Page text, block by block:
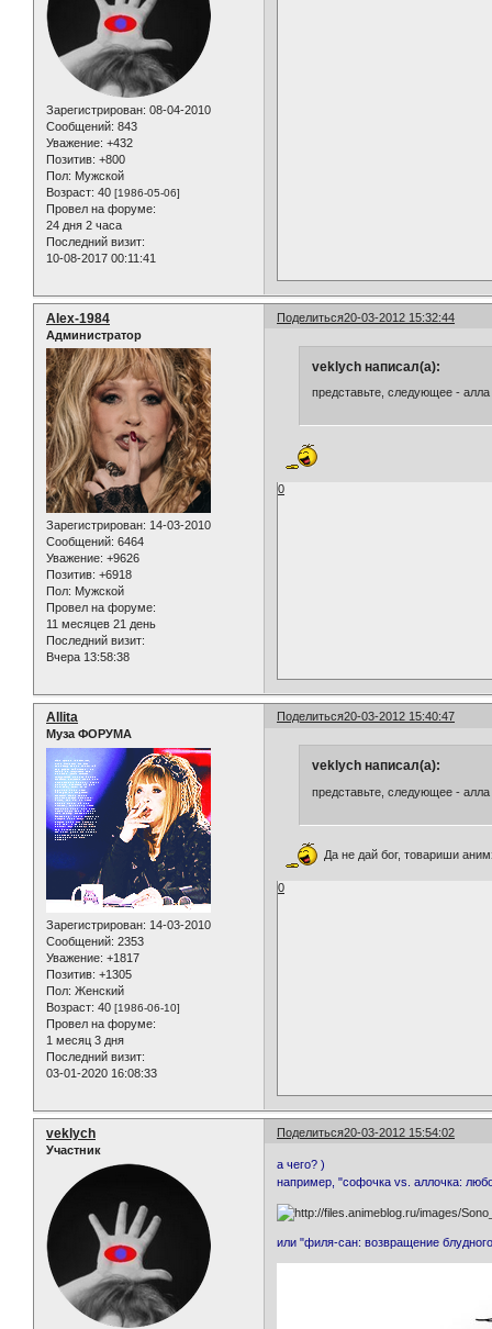
Зарегистрирован: 08-04-2010
Сообщений: 843
Уважение: +432
Позитив: +800
Пол: Мужской
Возраст: 40 [1986-05-06]
Провел на форуме:
24 дня 2 часа
Последний визит:
10-08-2017 00:11:41
Поделиться20-03-2012 15:32:44
Alex-1984
Администратор
Зарегистрирован: 14-03-2010
Сообщений: 6464
Уважение: +9626
Позитив: +6918
Пол: Мужской
Провел на форуме:
11 месяцев 21 день
Последний визит:
Вчера 13:58:38
veklych написал(а):
представьте, следующее - алла
0
Поделиться20-03-2012 15:40:47
Allita
Муза ФОРУМА
Зарегистрирован: 14-03-2010
Сообщений: 2353
Уважение: +1817
Позитив: +1305
Пол: Женский
Возраст: 40 [1986-06-10]
Провел на форуме:
1 месяц 3 дня
Последний визит:
03-01-2020 16:08:33
veklych написал(а):
представьте, следующее - алла
Да не дай бог, товариши
0
Поделиться20-03-2012 15:54:02
veklych
Участник
а чего? )
например, "софочка vs. аллочка:
или "филя-сан: возвращение